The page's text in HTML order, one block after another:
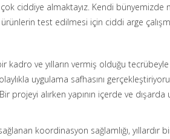
ciddiye almaktayız. Kendi bünyemizde
test edilmesi için ciddi arge
ve yılların vermiş olduğu
uygulama safhasını
alırken yapının içerde ve dışarda
koordinasyon sağlamlığı,